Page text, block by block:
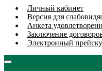
Личный кабинет
Версия для
Анкета
Заключение
Электронный